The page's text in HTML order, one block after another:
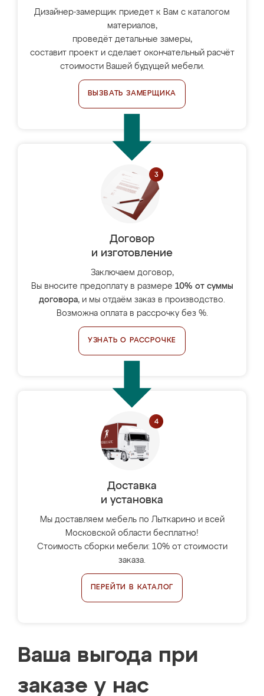
Дизайнер-замерщик приедет к Вам с каталогом
материалов,
проведёт детальные замеры,
составит проект и сделает окончательный расчёт
стоимости Вашей будущей мебели.
ВЫЗВАТЬ ЗАМЕРЩИКА
Договор
и изготовление
Заключаем договор,
Вы вносите предоплату в размере 10% от суммы
договора, и мы отдаём заказ в производство.
Возможна оплата в рассрочку без %.
УЗНАТЬ О РАССРОЧКЕ
Доставка
и установка
Мы доставляем мебель по Лыткарино и всей
Московской области бесплатно!
Стоимость сборки мебели: 10% от стоимости
заказа.
ПЕРЕЙТИ В КАТАЛОГ
Ваша выгода при
заказе у нас